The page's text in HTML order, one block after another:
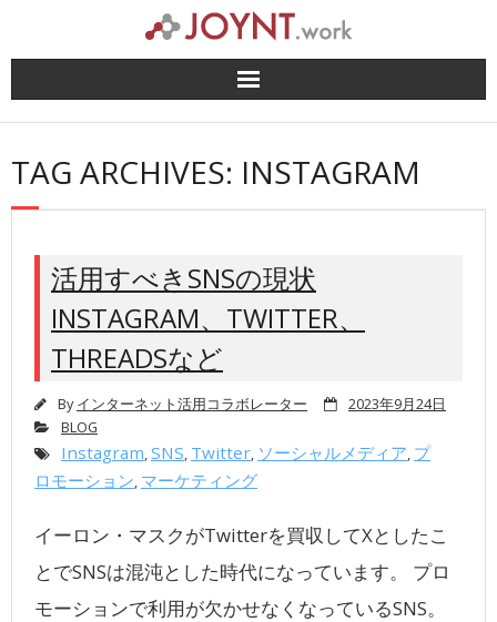
content
TAG ARCHIVES: INSTAGRAM
活用すべきSNSの現状
INSTAGRAM、TWITTER、
THREADSなど
Byインターネット活用コラボレーター
2023年9月24日
BLOG
Instagram,SNS, Twitter, ソーシャルメディア, プ
ロモーション, マーケティング
イーロン・マスクがTwitterを買収してXとしたこ
とでSNSは混沌とした時代になっています。 プロ
モーションで利用が欠かせなくなっているSNS。